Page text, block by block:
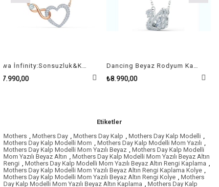
Swa İnfinity:Sonsuzluk&Kalp Kolye Pembe Altin Ve Rodyum Kaplama Dancing Beyaz Rodyum Kaplama Kuğu Swan Kolye
₺8.990,00
Etiketler
Mothers , Mothers Day , Mothers Day Kalp , Mothers Day Kalp Modelli ,
Mothers Day Kalp Modelli Mom , Mothers Day Kalp Modelli Mom Yazılı ,
Mothers Day Kalp Modelli Mom Yazılı Beyaz , Mothers Day Kalp Modelli
Mom Yazılı Beyaz Altın , Mothers Day Kalp Modelli Mom Yazılı Beyaz Altın
Rengi , Mothers Day Kalp Modelli Mom Yazılı Beyaz Altın Rengi Kaplama ,
Mothers Day Kalp Modelli Mom Yazılı Beyaz Altın Rengi Kaplama Kolye ,
Mothers Day Kalp Modelli Mom Yazılı Beyaz Altın Rengi Kolye , Mothers
Day Kalp Modelli Mom Yazılı Beyaz Altın Kaplama , Mothers Day Kalp